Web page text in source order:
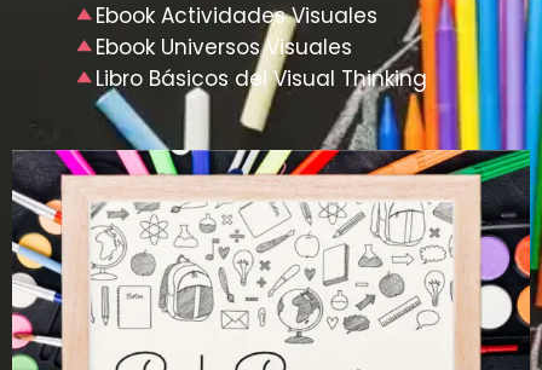
Ebook Actividades Visuales
Ebook Universos Visuales
Libro Básicos del Visual Thinking